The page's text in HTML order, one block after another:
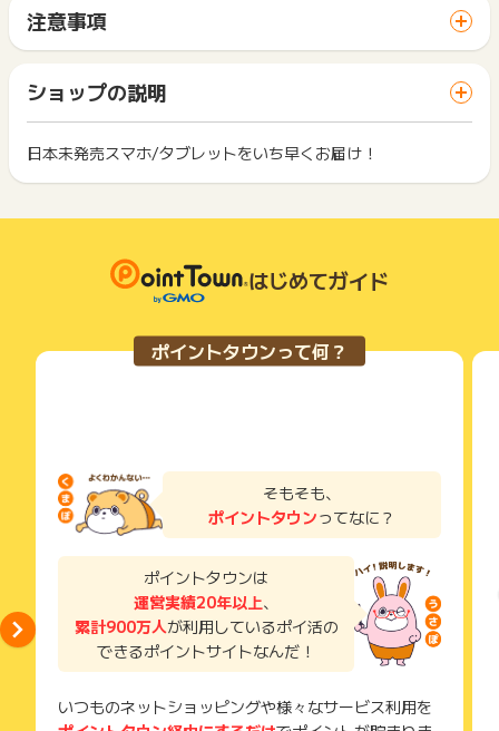
※お申込み日から半年以上経過している場合、ポイントに関する
お問合せを承ることができません。あらかじめご了承くださ
い。
※ポイントに関するお問い合わせは、ポイントタウンのサポート
お問い合わせをした場合、ポイント獲得対象外となる場合がご
ざいます。
サイトに移動してからお申し込みやお買い物が完了するまでの
間に、同じブラウザ（※）で他のサイトに移動した場合はポイン
ト獲得ができません。
「 ショッピングでポイントGET 」ボタンを押した時とサービ
ス・お買い物利用時で、デバイス・ブラウザが異なる場合はポ
イント獲得ができません。
2回以上同じお買い物・サービスをご利用される場合は、毎回
ポイントタウンに戻り、「 ショッピングでポイントGET 」ボ
得無効」となる可能性があります。
・同一端末や同一世帯で、繰り返し利用不可のサービス・お買
い物を複数回ご利用された場合
て一度でも同サービス・お買い物を利用されたことがある場合
ご利用前には、Cookieの削除をおこなっていただくことを推奨
ださい。
各サービス・お買い物に掲載されている獲得条件を必ずよくお
読みください。
了などのメールは、ポイント獲得するまで必ず保管してくださ
獲得待ち・獲得失敗の状態でお問い合わせされる際に、該当の
メールを送っていただく場合がございます。
そのため、紛失・破棄された場合は対応いたしかねますので、
ご注意ください。
(※) SafariやChromeなどwebサイトを表示するアプリのこと
注意事項
一部のサービスにつきましては、1商品につき10円単位の金額
は切り捨てとなります。
ポイント獲得が1ポイント未満のものは切り捨てとなり、ポイ
ント履歴には記載されません。
につきましては、ポイントタウンのポイント獲得の対象には含
商品の交換や一部でもキャンセルされた場合、ポイントが無効
になる可能性もございます。
各サービス・お買い物の獲得ポイントや獲得条件、キャンペー
れた時点の条件が適用されます。
条件を達成しているかどうかは各広告主ではなく、代理店が行
り、急遽終了となる場合がございます。
広告に遷移しない場合は掲載が終了となっておりポイントが獲
得できませんので、ご注意くださいませ。
ショップの説明
日本未発売スマホ/タブレットをいち早くお届け！
はじめてガイド
ポイントタウンって何？
そもそも、
ポイントタウンってなに？
ポイントタウンは
運営実績20年以上、
累計900万人が利用しているポイ活の
できるポイントサイトなんだ！
いつものネットショッピングや様々なサービス利用を